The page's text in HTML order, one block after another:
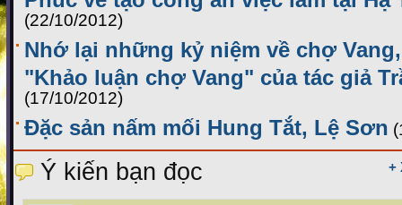
(22/10/2012)
Nhớ lại những kỷ niệm về chợ
"Khảo luận chợ Vang" của tác giả
(17/10/2012)
Đặc sản nấm mối Hung Tắt, Lệ Sơn
+
Ý kiến bạn đọc